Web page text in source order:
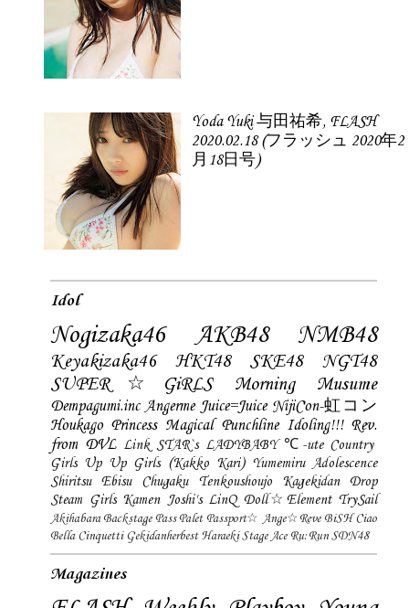
Yoda Yuki 与田祐希, FLASH
2020.02.18 (フラッシュ 2020年2
月18日号)
Idol
Nogizaka46 AKB48 NMB48
Keyakizaka46 HKT48 SKE48
NGT48
SUPER☆GiRLS
Morning Musume
Dempagumi.inc Angerme Juice=Juice NijiCon-虹コン
Houkago Princess Magical Punchline Idoling!!! Rev.
from DVL Link STAR`s LADYBABY ℃-ute Country
Girls Up Up Girls (Kakko Kari) Yumemiru Adolescence
Shiritsu Ebisu Chugaku
Tenkoushoujo Kagekidan
Drop
Steam Girls Kamen Joshi's LinQ Doll☆Element TrySail
Akihabara Backstage Pass Palet Passport☆ Ange☆Reve BiSH Ciao
Bella Cinquetti Gekidanherbest Haraeki Stage Ace Ru:Run SDN48
Magazines